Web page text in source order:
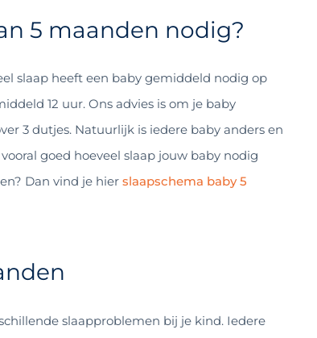
5 maanden nodig?
slaap heeft een baby gemiddeld nodig op
12 uur. Ons advies is om je baby
3 dutjes. Natuurlijk is iedere baby anders en
goed hoeveel slaap jouw baby nodig
Dan vind je hier slaapschema baby 5
slaapproblemen bij je kind. Iedere